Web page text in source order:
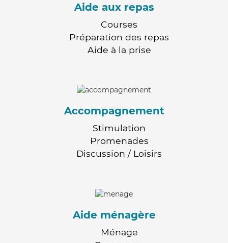
Aide aux repas
Courses
Préparation des repas
Aide à la prise
Accompagnement
Stimulation
Promenades
Discussion / Loisirs
Aide ménagère
Ménage